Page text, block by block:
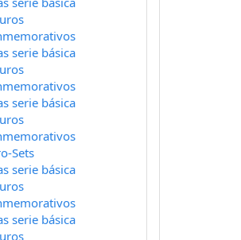
serie básica
serie básica
Sets
serie básica
serie básica